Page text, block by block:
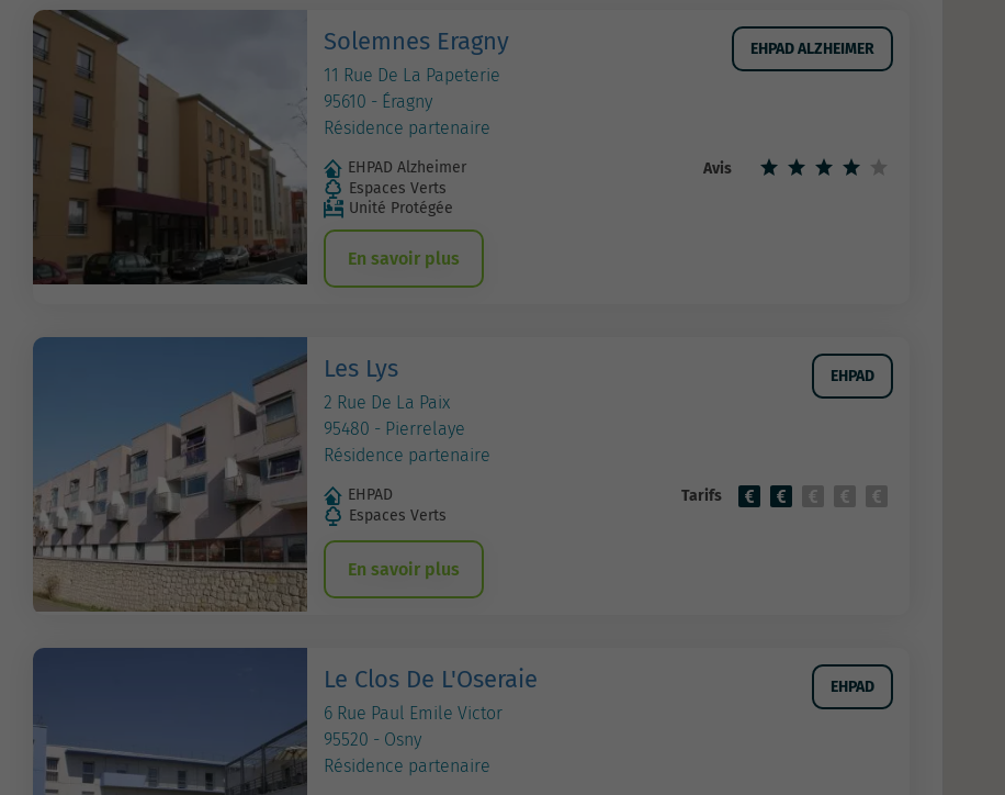
Solemnes Eragny
11 Rue De La Papeterie
95610 - Éragny
Résidence partenaire
EHPAD ALZHEIMER
EHPAD Alzheimer
Espaces Verts
Unité Protégée
Avis
En savoir plus
Les Lys
2 Rue De La Paix
95480 - Pierrelaye
Résidence partenaire
EHPAD
EHPAD
Espaces Verts
Tarifs
En savoir plus
Le Clos De L'Oseraie
6 Rue Paul Emile Victor
95520 - Osny
Résidence partenaire
EHPAD